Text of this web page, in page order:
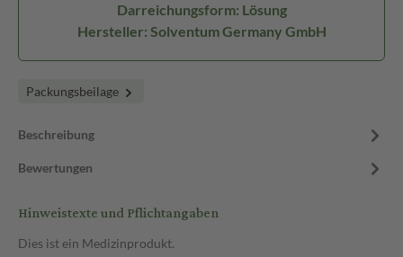
Darreichungsform: Lösung
Hersteller: Solventum Germany GmbH
Packungsbeilage
Beschreibung
Bewertungen
Hinweistexte und Pflichtangaben
Dies ist ein Medizinprodukt.